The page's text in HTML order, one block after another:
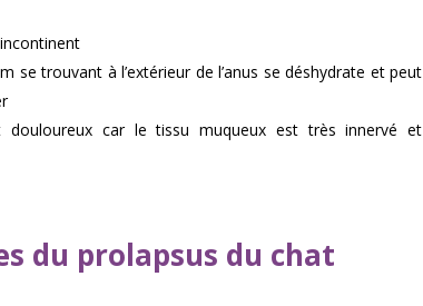
se trouvant à l’extérieur de l’anus se déshydrate et peut
douloureux car le tissu muqueux est très innervé et
du prolapsus du chat